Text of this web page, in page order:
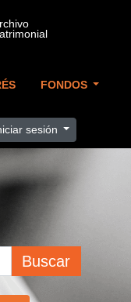
FONDOS
sesión
Buscar